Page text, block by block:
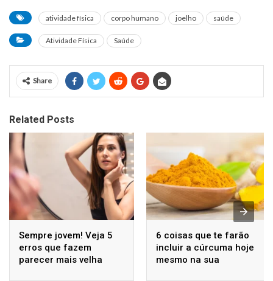
atividade física corpo humano joelho saúde
Atividade Física Saúde
Share
Related Posts
Sempre jovem! Veja 5
erros que fazem
parecer mais velha
6 coisas que te farão
incluir a cúrcuma hoje
mesmo na sua